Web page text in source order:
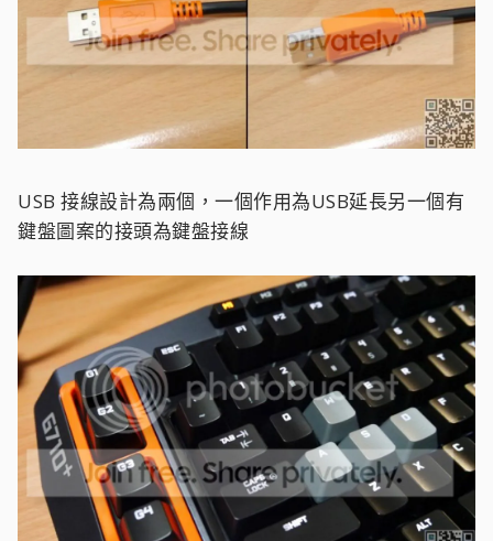
USB 接線設計為兩個，一個作用為USB延長另一個有
鍵盤圖案的接頭為鍵盤接線